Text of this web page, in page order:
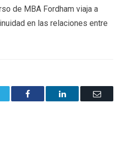
de MBA Fordham viaja a
en las relaciones entre
Facebook LinkedIn Email